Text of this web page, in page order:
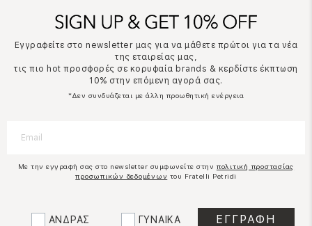
Εγγραφείτε στο newsletter μας για να μάθετε πρώτοι για τα νέα
της εταιρείας μας,
τις πιο hot προσφορές σε κορυφαία brands & κερδίστε έκπτωση
10% στην επόμενη αγορά σας.
*Δεν συνδυάζεται με άλλη προωθητική ενέργεια
Με την εγγραφή σας στο newsletter συμφωνείτε στην πολιτική προστασίας
προσωπικών δεδομένων του Fratelli Petridi
ΑΝΔΡΑΣ ΓΥΝΑΙΚΑ